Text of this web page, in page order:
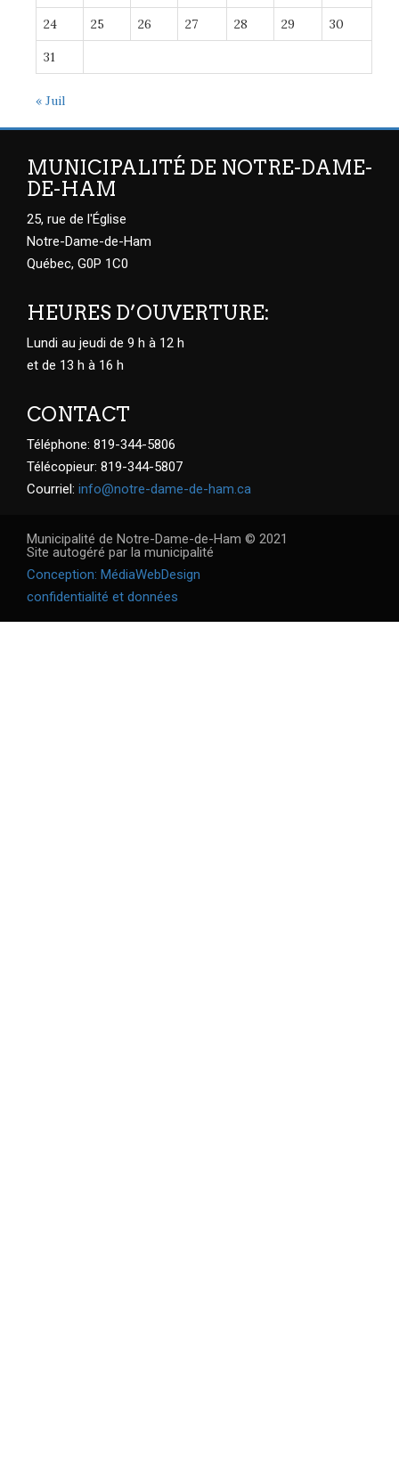
24 25 26 27 28 29 30
31
« Juil
MUNICIPALITÉ DE NOTRE-DAME-
DE-HAM
25, rue de l'Église
Notre-Dame-de-Ham
Québec, G0P 1C0
HEURES D’OUVERTURE:
Lundi au jeudi de 9 h à 12 h
et de 13 h à 16 h
CONTACT
Téléphone: 819-344-5806
Télécopieur: 819-344-5807
Courriel: info@notre-dame-de-ham.ca
Municipalité de Notre-Dame-de-Ham © 2021
Site autogéré par la municipalité
Conception: MédiaWebDesign
confidentialité et données